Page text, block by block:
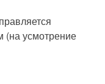
усмотрение